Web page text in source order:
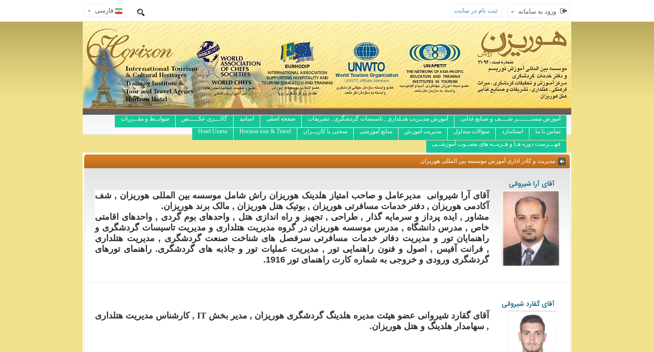
فارسی ورود به سامانه ثبت نام در سایت
آموزش مستـــــــر شــــف و صنایع غذایی آموزش مدیـریت هتـلداری , تاسیسات گردشگری , تشریفات صفحه اصلی اساتید گالـــری عکـــــس
ضوابــط و مقــررات
تماس با ما
استاندارد سوالات متداول مدیریت آموزش منابع آموزشی سخنی با کاربــران Horizon tour & Travel
Hotel Urartu
فهـــرست دوره هـا و هـزینــه های مصــوب آموزشــی
مدیریت و کادر اداری آموزش موسسه بین المللی هوریزان
آقای آرا شیروانی
آقای آرا شیروانی مدیرعامل و صاحب امتیاز هلدینک هوریزان راش شامل موسسه بین المللی هوریزان , شف
آکادمی هوریزان , دفتر خدمات مسافرتی هوریزان , بوتیک هتل هوریزان , مالک برند هوریزان.
مشاور , ایده پرداز و سرمایه گذار , طراحی , تجهیز و راه اندازی هتل , واحدهای بوم گردی , واحدهای اقامتی
خاص , مدرس دانشگاه , مدرس موسسه هوریزان در گروه مدیریت هتلداری و مدیریت تاسیسات گردشگری و
راهنمایان تور و مدیریت دفاتر خدمات مسافرتی سرفصل های شناخت صنعت گردشگری , مدیریت هتلداری
, فرانت آفیس , اصول و فنون راهنمایی تور , مدیریت عملیات تور و جاذبه های گردشگری. راهنمای تورهای
گردشگری ورودی و خروجی به شماره کارت راهنمای تور 1916.
آقای گقارد شیروانی
آقای گقارد شیروانی عضو هیئت مدیره هلدینگ گردشگری هوریزان , مدیر بخش
IT , کارشناس مدیریت هتلداری
, سهامدار هلدینگ و هتل هوریزان.